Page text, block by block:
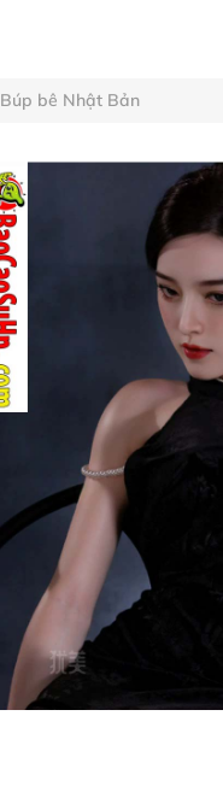
Búp bê Nhật Bản